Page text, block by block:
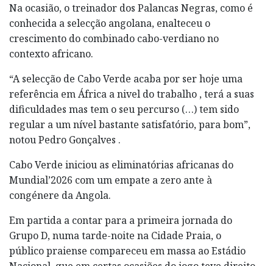
Na ocasião, o treinador dos Palancas Negras, como é
conhecida a selecção angolana, enalteceu o
crescimento do combinado cabo-verdiano no
contexto africano.
“A selecção de Cabo Verde acaba por ser hoje uma
referência em África a nivel do trabalho , terá a suas
dificuldades mas tem o seu percurso (…) tem sido
regular a um nível bastante satisfatório, para bom”,
notou Pedro Gonçalves .
Cabo Verde iniciou as eliminatórias africanas do
Mundial’2026 com um empate a zero ante à
congénere da Angola.
Em partida a contar para a primeira jornada do
Grupo D, numa tarde-noite na Cidade Praia, o
público praiense compareceu em massa ao Estádio